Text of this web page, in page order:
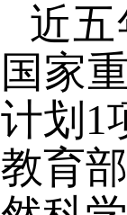
近
国家
计划1
教育